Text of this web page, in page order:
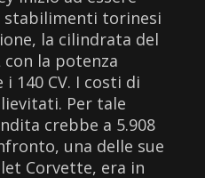
stabilimenti torinesi
la cilindrata del
la potenza
140 CV. I costi di
Per tale
crebbe a 5.908
una delle sue
Corvette, era in